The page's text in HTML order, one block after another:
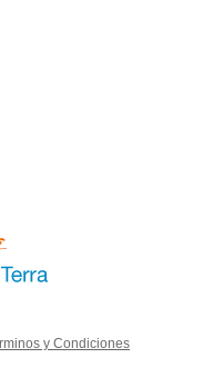
y Condiciones